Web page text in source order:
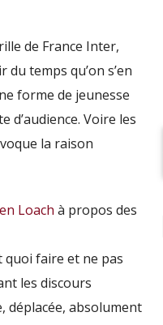
de France Inter,
du temps qu’on s’en
forme de jeunesse
d’audience. Voire les
la raison
Loach à propos des
quoi faire et ne pas
les discours
déplacée, absolument